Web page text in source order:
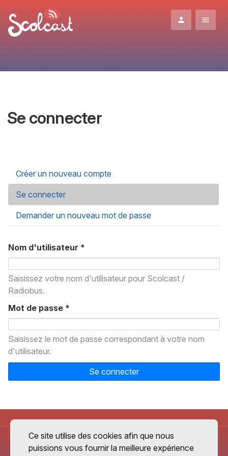
Se connecter
Onglets principaux
Créer un nouveau compte
Se connecter
Demander un nouveau mot de passe
Nom d'utilisateur *
Saisissez votre nom d'utilisateur pour Scolcast /
Radiobus.
Mot de passe *
Saisissez le mot de passe correspondant à votre nom
d'utilisateur.
Se connecter
Ce site utilise des cookies afin que nous
puissions vous fournir la meilleure expérience